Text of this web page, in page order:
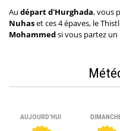
Au départ d'Hurghada, vous
Nuhaset ces 4 épaves, le
Mohammedsi vous partez